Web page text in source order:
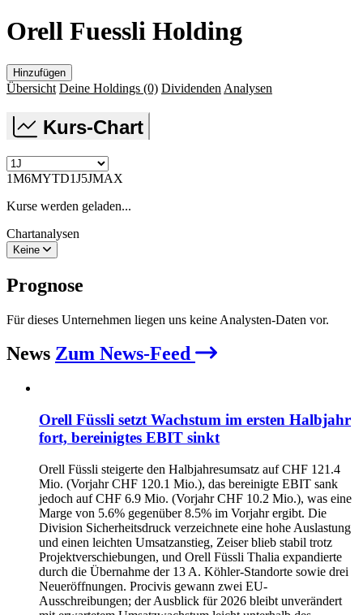
Orell Fuessli Holding
Hinzufügen
Übersicht Deine Holdings (0) Dividenden Analysen
Kurs-Chart
1M6MYTD1J5JMAX
Kurse werden geladen...
Chartanalysen
Keine
Prognose
Für dieses Unternehmen liegen uns keine Analysten-Daten vor.
News Zum News-Feed
Orell Füssli setzt Wachstum im ersten Halbjahr
fort, bereinigtes EBIT sinkt
Orell Füssli steigerte den Halbjahresumsatz auf CHF 121.4
Mio. (Vorjahr CHF 120.1 Mio.), das bereinigte EBIT sank
jedoch auf CHF 6.9 Mio. (Vorjahr CHF 10.2 Mio.), was eine
Marge von 5.6% gegenüber 8.5% im Vorjahr ergibt. Die
Division Sicherheitsdruck verzeichnete eine hohe Auslastung
und einen leichten Umsatzanstieg, Zeiser blieb stabil trotz
Projektverschiebungen, und Orell Füssli Thalia expandierte
durch die Übernahme der 13 A. Köhler-Standorte sowie drei
Neueröffnungen. Procivis gewann zwei EU-
Ausschreibungen; der Ausblick für 2026 bleibt unverändert